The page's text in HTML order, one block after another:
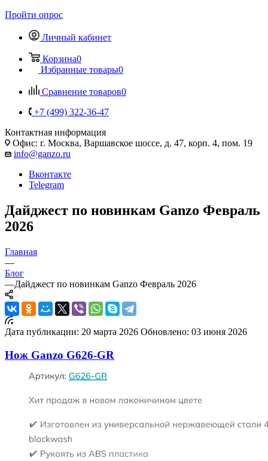
Пройти опрос
Личный кабинет
Корзина0
Избранные товары0
Сравнение товаров0
+7 (499) 322-36-47
Контактная информация
Офис: г. Москва, Варшавское шоссе, д. 47, корп. 4, пом. 19
info@ganzo.ru
Вконтакте
Telegram
Дайджест по новинкам Ganzo Февраль
2026
Главная
—
Блог
—Дайджест по новинкам Ganzo Февраль 2026
Дата публикации: 20 марта 2026 Обновлено: 03 июня 2026
Нож Ganzo G626-GR